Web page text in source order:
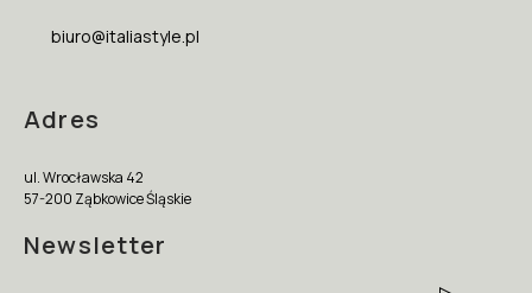
biuro@italiastyle.pl
Adres
ul. Wrocławska 42
57-200 Ząbkowice Śląskie
Newsletter